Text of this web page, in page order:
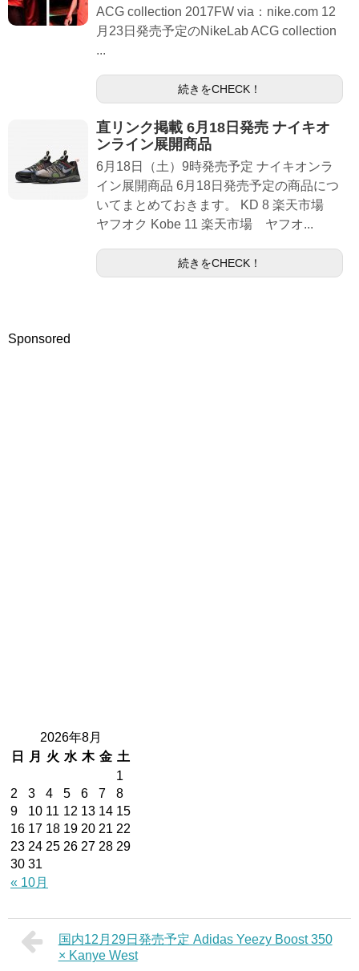
ACG collection 2017FW via：nike.com 12
月23日発売予定のNikeLab ACG collection
...
続きをCHECK！
直リンク掲載 6月18日発売 ナイキオ
ンライン展開商品
6月18日（土）9時発売予定 ナイキオンラ
イン展開商品 6月18日発売予定の商品につ
いてまとめておきます。 KD 8 楽天市場
ヤフオク Kobe 11 楽天市場 ヤフオ...
続きをCHECK！
Sponsored
2026年8月
日
月 火 水 木 金 土
« 10月
1
2
3 4 5 6 7
8
9
10 11 12 13 14 15
16 17 18 19 20 21 22
23 24 25 26 27 28 29
30 31
国内12月29日発売予定 Adidas Yeezy Boost 350
× Kanye West